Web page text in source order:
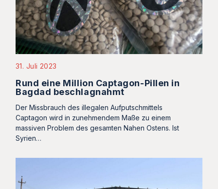
31. Juli 2023
Rund eine Million Captagon-Pillen in
Bagdad beschlagnahmt
Der Missbrauch des illegalen Aufputschmittels
Captagon wird in zunehmendem Maße zu einem
massiven Problem des gesamten Nahen Ostens. Ist
Syrien…